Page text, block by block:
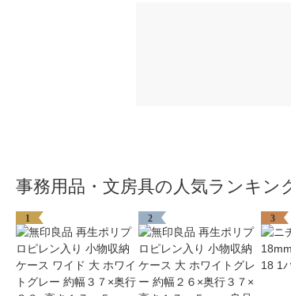
事務用品・文房具の人気ランキン
1 2 3